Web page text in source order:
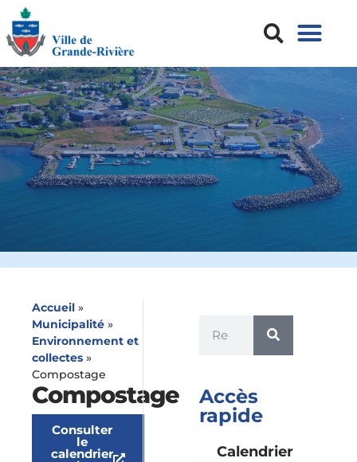
Accueil »
Municipalité »
Environnement et
collectes »
Compostage
Compostage
Consulter
le
calendrier
Accès
rapide
Calendrier